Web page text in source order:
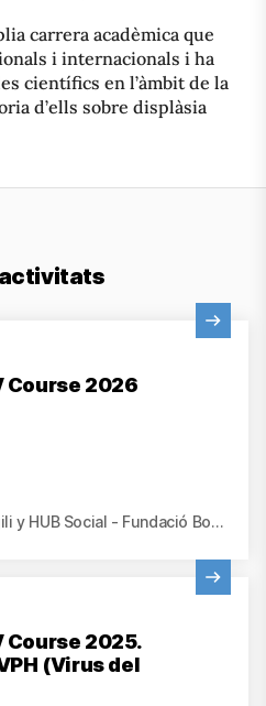
carrera acadèmica que
i internacionals i ha
científics en l’àmbit de la
d’ells sobre displàsia
Course 2026
Parc Sanitari Pere Virgili y HUB Social - Fundació Bofill, Barcelona
Course 2025.
(Virus del